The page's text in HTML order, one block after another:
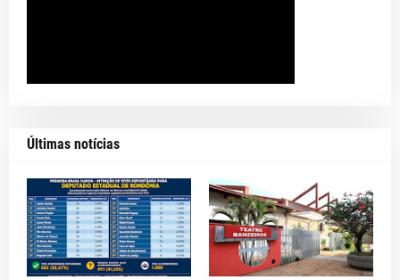
Últimas notícias